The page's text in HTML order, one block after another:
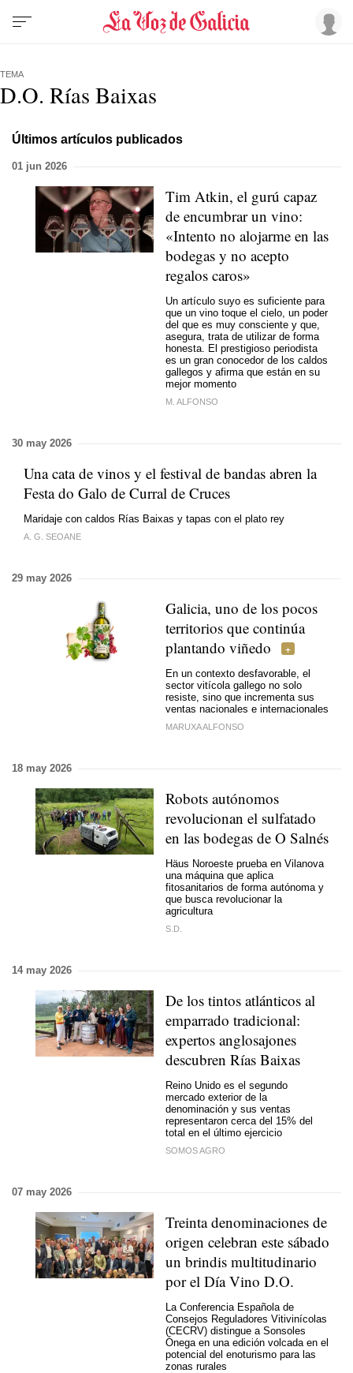
TEMA
D.O. Rías Baixas
Últimos artículos publicados
01 jun 2026
Tim Atkin, el gurú capaz
de encumbrar un vino:
«Intento no alojarme en las
bodegas y no acepto
regalos caros»
Un artículo suyo es suficiente para
que un vino toque el cielo, un poder
del que es muy consciente y que,
asegura, trata de utilizar de forma
honesta. El prestigioso periodista
es un gran conocedor de los caldos
gallegos y afirma que están en su
mejor momento
M. ALFONSO
30 may 2026
Una cata de vinos y el festival de bandas abren la
Festa do Galo de Curral de Cruces
Maridaje con caldos Rías Baixas y tapas con el plato rey
A. G. SEOANE
29 may 2026
Galicia, uno de los pocos
territorios que continúa
plantando viñedo
En un contexto desfavorable, el
sector vitícola gallego no solo
resiste, sino que incrementa sus
ventas nacionales e internacionales
MARUXA ALFONSO
18 may 2026
Robots autónomos
revolucionan el sulfatado
en las bodegas de O Salnés
Häus Noroeste prueba en Vilanova
una máquina que aplica
fitosanitarios de forma autónoma y
que busca revolucionar la
agricultura
S.D.
14 may 2026
De los tintos atlánticos al
emparrado tradicional:
expertos anglosajones
descubren Rías Baixas
Reino Unido es el segundo
mercado exterior de la
denominación y sus ventas
representaron cerca del 15% del
total en el último ejercicio
SOMOS AGRO
07 may 2026
Treinta denominaciones de
origen celebran este sábado
un brindis multitudinario
por el Día Vino D.O.
La Conferencia Española de
Consejos Reguladores Vitivinícolas
(CECRV) distingue a Sonsoles
Ónega en una edición volcada en el
potencial del enoturismo para las
zonas rurales